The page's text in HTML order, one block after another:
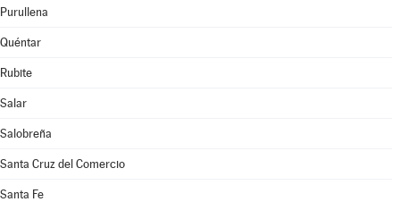
Purullena
Quéntar
Rubite
Salar
Salobreña
Santa Cruz del Comercio
Santa Fe